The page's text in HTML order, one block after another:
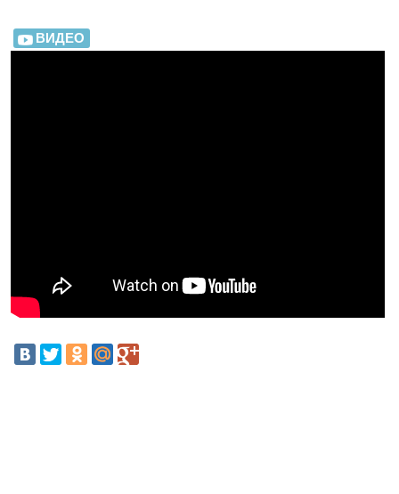
ВИДЕО